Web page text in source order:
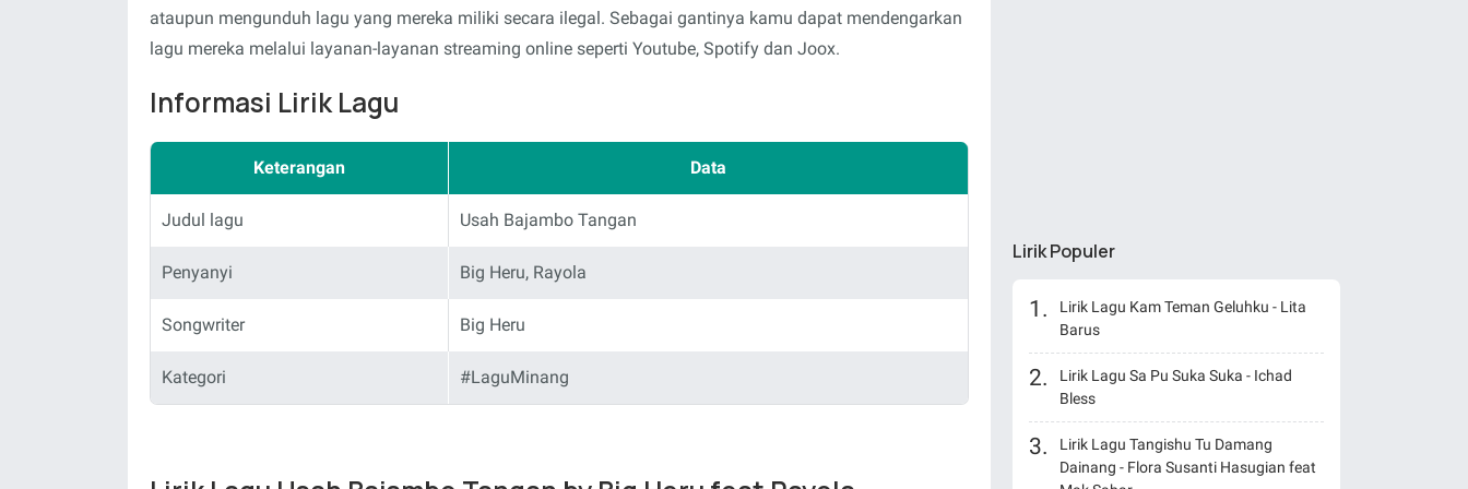
ataupun mengunduh lagu yang mereka miliki secara ilegal. Sebagai gantinya kamu dapat mendengarkan
lagu mereka melalui layanan-layanan streaming online seperti Youtube, Spotify dan Joox.
Informasi Lirik Lagu
Keterangan Data
Judul lagu Usah Bajambo Tangan
Penyanyi Big Heru, Rayola
Songwriter Big Heru
Kategori #LaguMinang
Lirik Populer
Lirik Lagu Kam Teman Geluhku - Lita
Barus
Lirik Lagu Sa Pu Suka Suka - Ichad
Bless
Lirik Lagu Tangishu Tu Damang
Dainang - Flora Susanti Hasugian feat